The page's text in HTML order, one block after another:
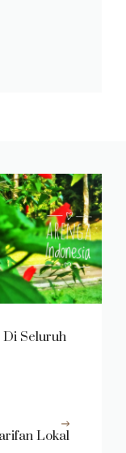
Di Seluruh
Lokal